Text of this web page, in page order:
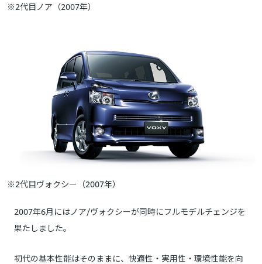
※2代目ノア（2007年）
※2代目ヴォクシー（2007年）
2007年6月にはノア/ヴォクシーが同時にフルモデルチェンジを
果たしました。
初代の基本性能はそのままに、快適性・実用性・環境性能を向